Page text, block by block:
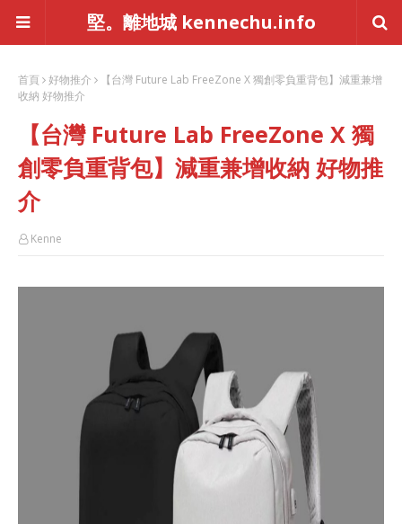
堅。離地城 kennechu.info
首頁 好物推介
【台灣 Future Lab FreeZone X 獨創零負重背包】減重兼增
收納 好物推介
【台灣 Future Lab FreeZone X 獨
創零負重背包】減重兼增收納 好物推
介
Kenne